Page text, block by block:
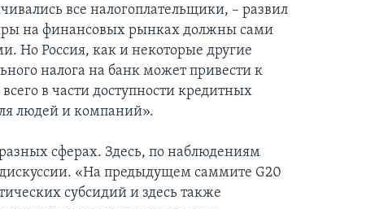
все налогоплательщики, – развил
на финансовых рынках должны сами
Но Россия, как и некоторые другие
налога на банк может привести к
в части доступности кредитных
людей и компаний».
сферах. Здесь, по наблюдениям
«На предыдущем саммите G20
субсидий и здесь также